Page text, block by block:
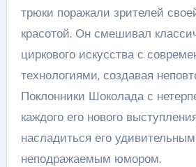
трюки поражали зрителей
красотой. Он смешивал
циркового искусства с
технологиями, создавая
Поклонники Шоколада с
каждого его нового
насладиться его
неподражаемым юмором.